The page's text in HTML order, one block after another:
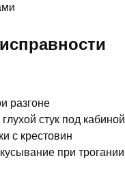
разгоне
стук под кабиной
с крестовин
при трогании